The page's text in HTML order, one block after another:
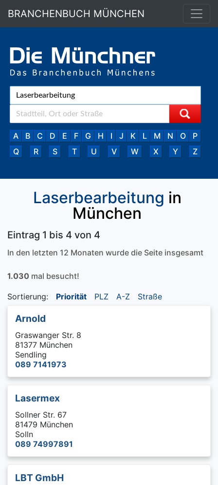
BRANCHENBUCH MÜNCHEN
A B C D E F G H I J K L M N O
P
Q
R S T U V W X Y Z
Laserbearbeitung in
München
Eintrag 1 bis 4 von 4
In den letzten 12 Monaten wurde die Seite insgesamt
1.030 mal besucht!
Sortierung: Priorität PLZ A-Z Straße
Arnold
Graswanger Str. 8
81377 München
Sendling
089 7141973
Lasermex
Sollner Str. 67
81479 München
Solln
089 74997891
LBT GmbH